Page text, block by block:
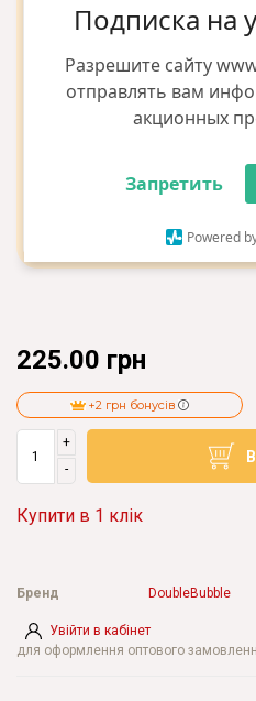
Подписка на
Разрешите сайту
отправлять вам
акционных
Запретить
Powered
225.00 грн
+2 грн бонусів
+
-
Купити в 1 клік
Увійти в кабінет
для оформлення оптового
Бренд DoubleBubble